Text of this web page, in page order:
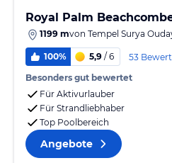
Royal Palm
1199 mvon Tempel Surya
100% 5,9 / 6
53
Besonders gut bewertet
Für Aktivurlauber
Für Strandliebhaber
Top Poolbereich
Angebote